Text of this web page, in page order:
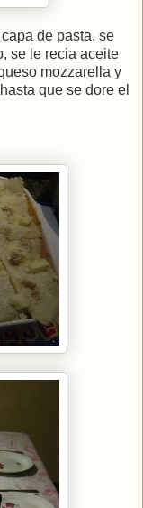
de pasta, se
se le recia aceite
mozzarella y
que se dore el